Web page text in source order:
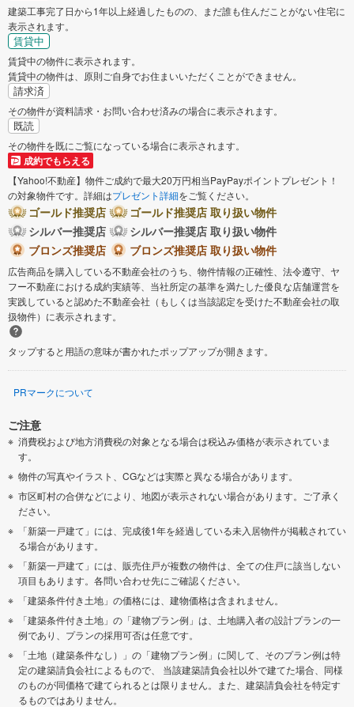
建築工事完了日から1年以上経過したものの、まだ誰も住んだことがない住宅に
表示されます。
賃貸中
賃貸中の物件に表示されます。
賃貸中の物件は、原則ご自身でお住まいいただくことができません。
請求済
その物件が資料請求・お問い合わせ済みの場合に表示されます。
既読
その物件を既にご覧になっている場合に表示されます。
成約でもらえる
【Yahoo!不動産】物件ご成約で最大20万円相当PayPayポイントプレゼント！
の対象物件です。詳細はプレゼント詳細をご覧ください。
ゴールド推奨店
ゴールド推奨店 取り扱い物件
シルバー推奨店
シルバー推奨店 取り扱い物件
ブロンズ推奨店
ブロンズ推奨店 取り扱い物件
広告商品を購入している不動産会社のうち、物件情報の正確性、法令遵守、ヤ
フー不動産における成約実績等、当社所定の基準を満たした優良な店舗運営を
実践していると認めた不動産会社（もしくは当該認定を受けた不動産会社の取
扱物件）に表示されます。
タップすると用語の意味が書かれたポップアップが開きます。
PRマークについて
ご注意
消費税および地方消費税の対象となる場合は税込み価格が表示されていま
す。
物件の写真やイラスト、CGなどは実際と異なる場合があります。
市区町村の合併などにより、地図が表示されない場合があります。ご了承く
ださい。
「新築一戸建て」には、完成後1年を経過している未入居物件が掲載されてい
る場合があります。
「新築一戸建て」には、販売住戸が複数の物件は、全ての住戸に該当しない
項目もあります。各問い合わせ先にご確認ください。
「建築条件付き土地」の価格には、建物価格は含まれません。
「建築条件付き土地」の「建物プラン例」は、土地購入者の設計プランの一
例であり、プランの採用可否は任意です。
「土地（建築条件なし）」の「建物プラン例」に関して、そのプラン例は特
定の建築請負会社によるもので、 当該建築請負会社以外で建てた場合、同様
のものが同価格で建てられるとは限りません。また、建築請負会社を特定す
るものではありません。